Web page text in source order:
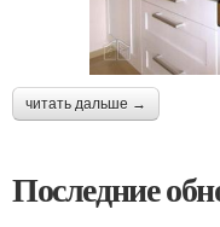
читать дальше →
Последние